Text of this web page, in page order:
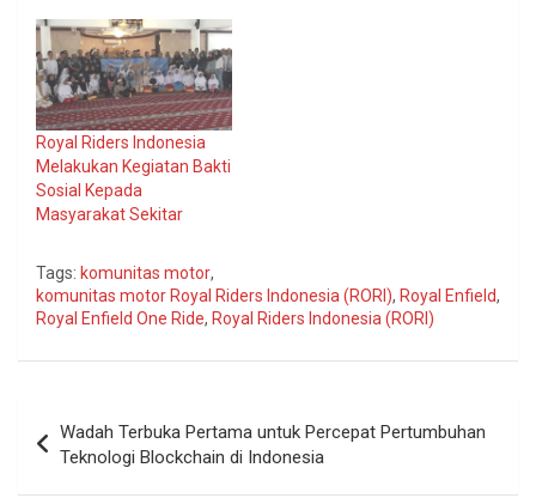
Royal Riders Indonesia
Melakukan Kegiatan Bakti
Sosial Kepada
Masyarakat Sekitar
Tags: komunitas motor,
komunitas motor Royal Riders Indonesia (RORI), Royal Enfield,
Royal Enfield One Ride, Royal Riders Indonesia (RORI)
pos
Wadah Terbuka Pertama untuk Percepat Pertumbuhan
Teknologi Blockchain di Indonesia